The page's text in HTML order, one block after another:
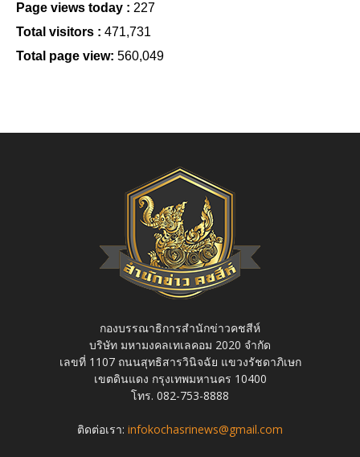
Page views today : 227
Total visitors : 471,731
Total page view: 560,049
กองบรรณาธิการสำนักข่าวคชสีห์
บริษัท มหามงคลเทเลคอม 2020 จำกัด
เลขที่ 1107 ถนนสุทธิสารวินิจฉัย แขวงรัชดาภิเษก
เขตดินแดง กรุงเทพมหานคร 10400
โทร. 082-753-8888
ติดต่อเรา: infokochasrinews@gmail.com